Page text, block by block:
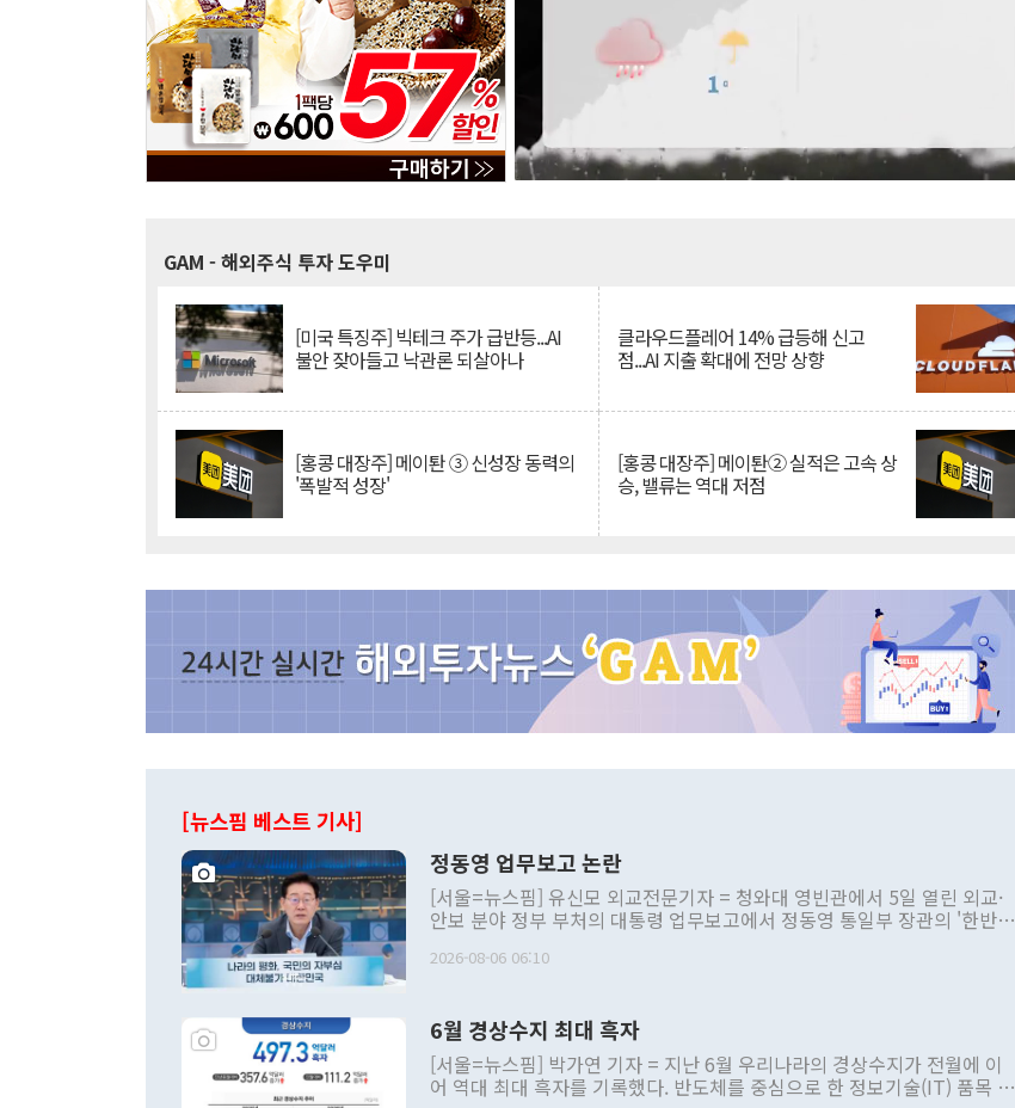
GAM - 해외주식 투자 도우미
[미국 특징주] 빅테크 주가 급반등...AI
불안 잦아들고 낙관론 되살아나
클라우드플레어 14% 급등해 신고
점...AI 지출 확대에 전망 상향
[홍콩 대장주] 메이퇀 ③ 신성장 동력의
'폭발적 성장'
[홍콩 대장주] 메이퇀② 실적은 고속 상
승, 밸류는 역대 저점
[뉴스핌 베스트 기사]
정동영 업무보고 논란
[서울=뉴스핌] 유신모 외교전문기자 = 청와대 영빈관에서 5일 열린 외교·
안보 분야 정부 부처의 대통령 업무보고에서 정동영 통일부 장관의 '한반도
발언 중에는 정부 내 조율을 거치지 않은 사안을 정책으로 추진하겠다고 공
주의적 희망에 근거한 비현실적 구상'이라는 비판을 내놨다. 그동안 정 장
관의 대북 정책 관련 발언이 물의를 빚은 적은 여러 번 있지만 대통령과 유
관 부처 장관이 공개적으로 부정적 입장을 표명한 것은 이례적이다. 정 장
관의 무리한 대북 접근법과 월권을 제어해야 한다는 목소리도 높아지고 있
2026-08-06 06:10
6월 경상수지 최대 흑자
[서울=뉴스핌] 박가연 기자 = 지난 6월 우리나라의 경상수지가 전월에 이
어 역대 최대 흑자를 기록했다. 반도체를 중심으로 한 정보기술(IT) 품목 수